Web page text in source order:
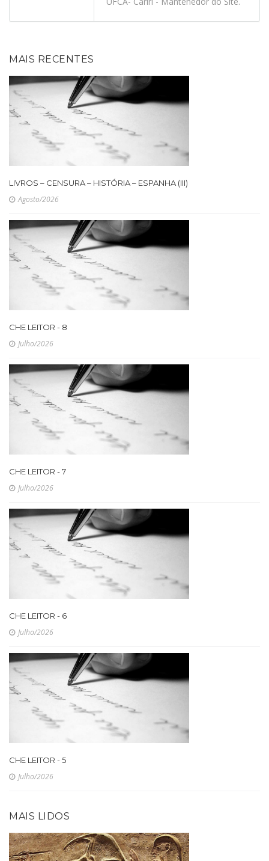
MAIS RECENTES
LIVROS – CENSURA – HISTÓRIA – ESPANHA (III)
Agosto/2026
CHE LEITOR - 8
Julho/2026
CHE LEITOR - 7
Julho/2026
CHE LEITOR - 6
Julho/2026
CHE LEITOR - 5
Julho/2026
MAIS LIDOS